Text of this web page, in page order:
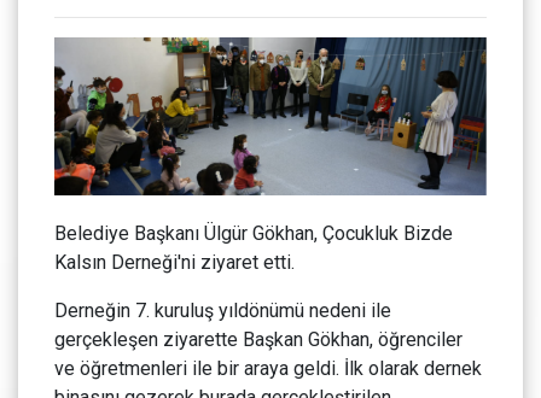
Belediye Başkanı Ülgür Gökhan, Çocukluk Bizde
Kalsın Derneği'ni ziyaret etti.
Derneğin 7. kuruluş yıldönümü nedeni ile
gerçekleşen ziyarette Başkan Gökhan, öğrenciler
ve öğretmenleri ile bir araya geldi. İlk olarak dernek